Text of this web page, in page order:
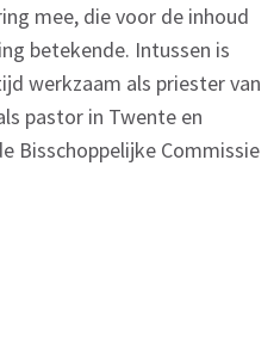
mee, die voor de inhoud
betekende. Intussen is
werkzaam als priester van
pastor in Twente en
Bisschoppelijke Commissie